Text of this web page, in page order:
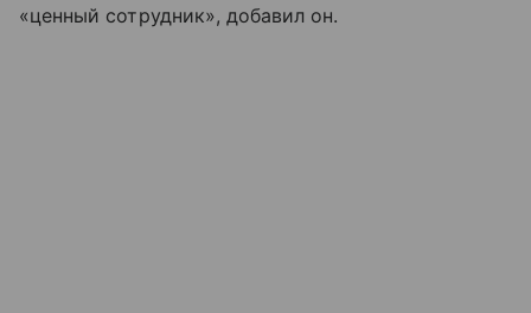
«ценный сотрудник», добавил он.